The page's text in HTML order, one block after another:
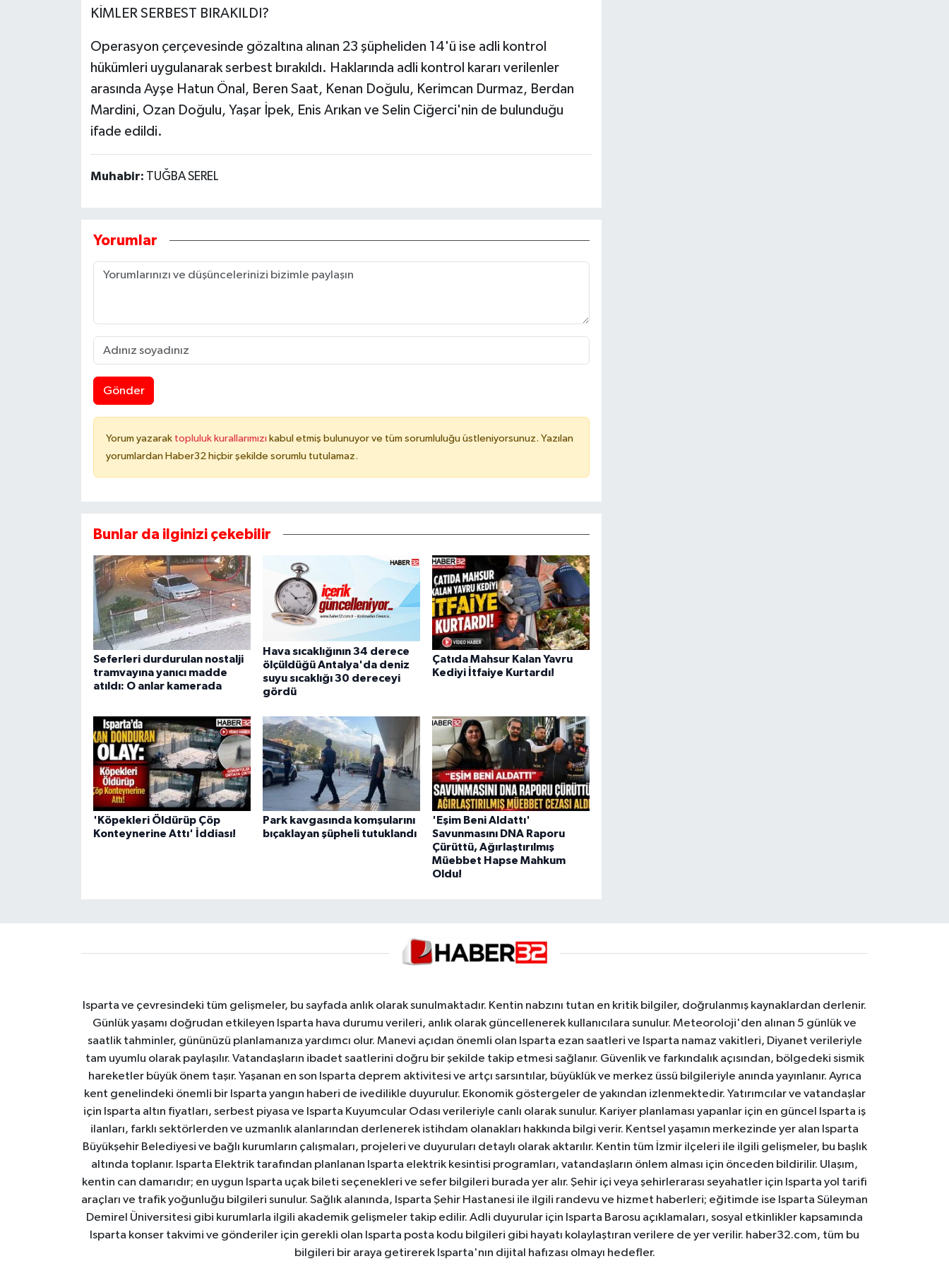
KİMLER SERBEST BIRAKILDI?
Operasyon çerçevesinde gözaltına alınan 23 şüpheliden 14'ü ise adli kontrol
hükümleri uygulanarak serbest bırakıldı. Haklarında adli kontrol kararı verilenler
arasında Ayşe Hatun Önal, Beren Saat, Kenan Doğulu, Kerimcan Durmaz, Berdan
Mardini, Ozan Doğulu, Yaşar İpek, Enis Arıkan ve Selin Ciğerci'nin de bulunduğu
ifade edildi.
Muhabir: TUĞBA SEREL
Yorumlar
Gönder
Yorum yazarak topluluk kurallarımızı kabul etmiş bulunuyor ve tüm sorumluluğu üstleniyorsunuz. Yazılan
yorumlardan Haber32 hiçbir şekilde sorumlu tutulamaz.
Bunlar da ilginizi çekebilir
Seferleri durdurulan nostalji
tramvayına yanıcı madde
atıldı: O anlar kamerada
Hava sıcaklığının 34 derece
ölçüldüğü Antalya'da deniz
suyu sıcaklığı 30 dereceyi
gördü
Çatıda Mahsur Kalan Yavru
Kediyi İtfaiye Kurtardı!
'Köpekleri Öldürüp Çöp
Konteynerine Attı' İddiası!
Park kavgasında komşularını
bıçaklayan şüpheli tutuklandı
'Eşim Beni Aldattı'
Savunmasını DNA Raporu
Çürüttü, Ağırlaştırılmış
Müebbet Hapse Mahkum
Oldu!
Isparta ve çevresindeki tüm gelişmeler, bu sayfada anlık olarak sunulmaktadır. Kentin nabzını tutan en kritik bilgiler, doğrulanmış kaynaklardan derlenir.
Günlük yaşamı doğrudan etkileyen Isparta hava durumu verileri, anlık olarak güncellenerek kullanıcılara sunulur. Meteoroloji'den alınan 5 günlük ve
saatlik tahminler, gününüzü planlamanıza yardımcı olur. Manevi açıdan önemli olan Isparta ezan saatleri ve Isparta namaz vakitleri, Diyanet verileriyle
tam uyumlu olarak paylaşılır. Vatandaşların ibadet saatlerini doğru bir şekilde takip etmesi sağlanır. Güvenlik ve farkındalık açısından, bölgedeki sismik
hareketler büyük önem taşır. Yaşanan en son Isparta deprem aktivitesi ve artçı sarsıntılar, büyüklük ve merkez üssü bilgileriyle anında yayınlanır. Ayrıca
kent genelindeki önemli bir Isparta yangın haberi de ivedilikle duyurulur. Ekonomik göstergeler de yakından izlenmektedir. Yatırımcılar ve vatandaşlar
için Isparta altın fiyatları, serbest piyasa ve Isparta Kuyumcular Odası verileriyle canlı olarak sunulur. Kariyer planlaması yapanlar için en güncel Isparta iş
ilanları, farklı sektörlerden ve uzmanlık alanlarından derlenerek istihdam olanakları hakkında bilgi verir. Kentsel yaşamın merkezinde yer alan Isparta
Büyükşehir Belediyesi ve bağlı kurumların çalışmaları, projeleri ve duyuruları detaylı olarak aktarılır. Kentin tüm İzmir ilçeleri ile ilgili gelişmeler, bu başlık
altında toplanır. Isparta Elektrik tarafından planlanan Isparta elektrik kesintisi programları, vatandaşların önlem alması için önceden bildirilir. Ulaşım,
kentin can damarıdır; en uygun Isparta uçak bileti seçenekleri ve sefer bilgileri burada yer alır. Şehir içi veya şehirlerarası seyahatler için Isparta yol tarifi
araçları ve trafik yoğunluğu bilgileri sunulur. Sağlık alanında, Isparta Şehir Hastanesi ile ilgili randevu ve hizmet haberleri; eğitimde ise Isparta Süleyman
Demirel Üniversitesi gibi kurumlarla ilgili akademik gelişmeler takip edilir. Adli duyurular için Isparta Barosu açıklamaları, sosyal etkinlikler kapsamında
Isparta konser takvimi ve gönderiler için gerekli olan Isparta posta kodu bilgileri gibi hayatı kolaylaştıran verilere de yer verilir. haber32.com, tüm bu
bilgileri bir araya getirerek Isparta'nın dijital hafızası olmayı hedefler.